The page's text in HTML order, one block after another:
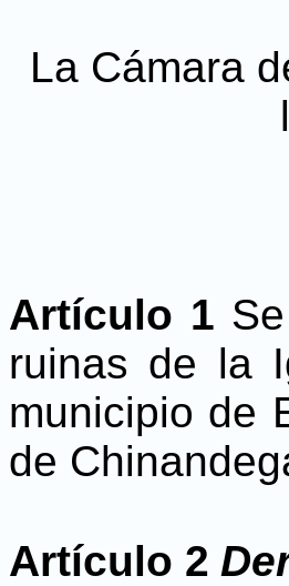
La Cámara
Artículo 1
ruinas de la
municipio de
de
Artículo 2